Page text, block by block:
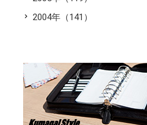
2004年（141）